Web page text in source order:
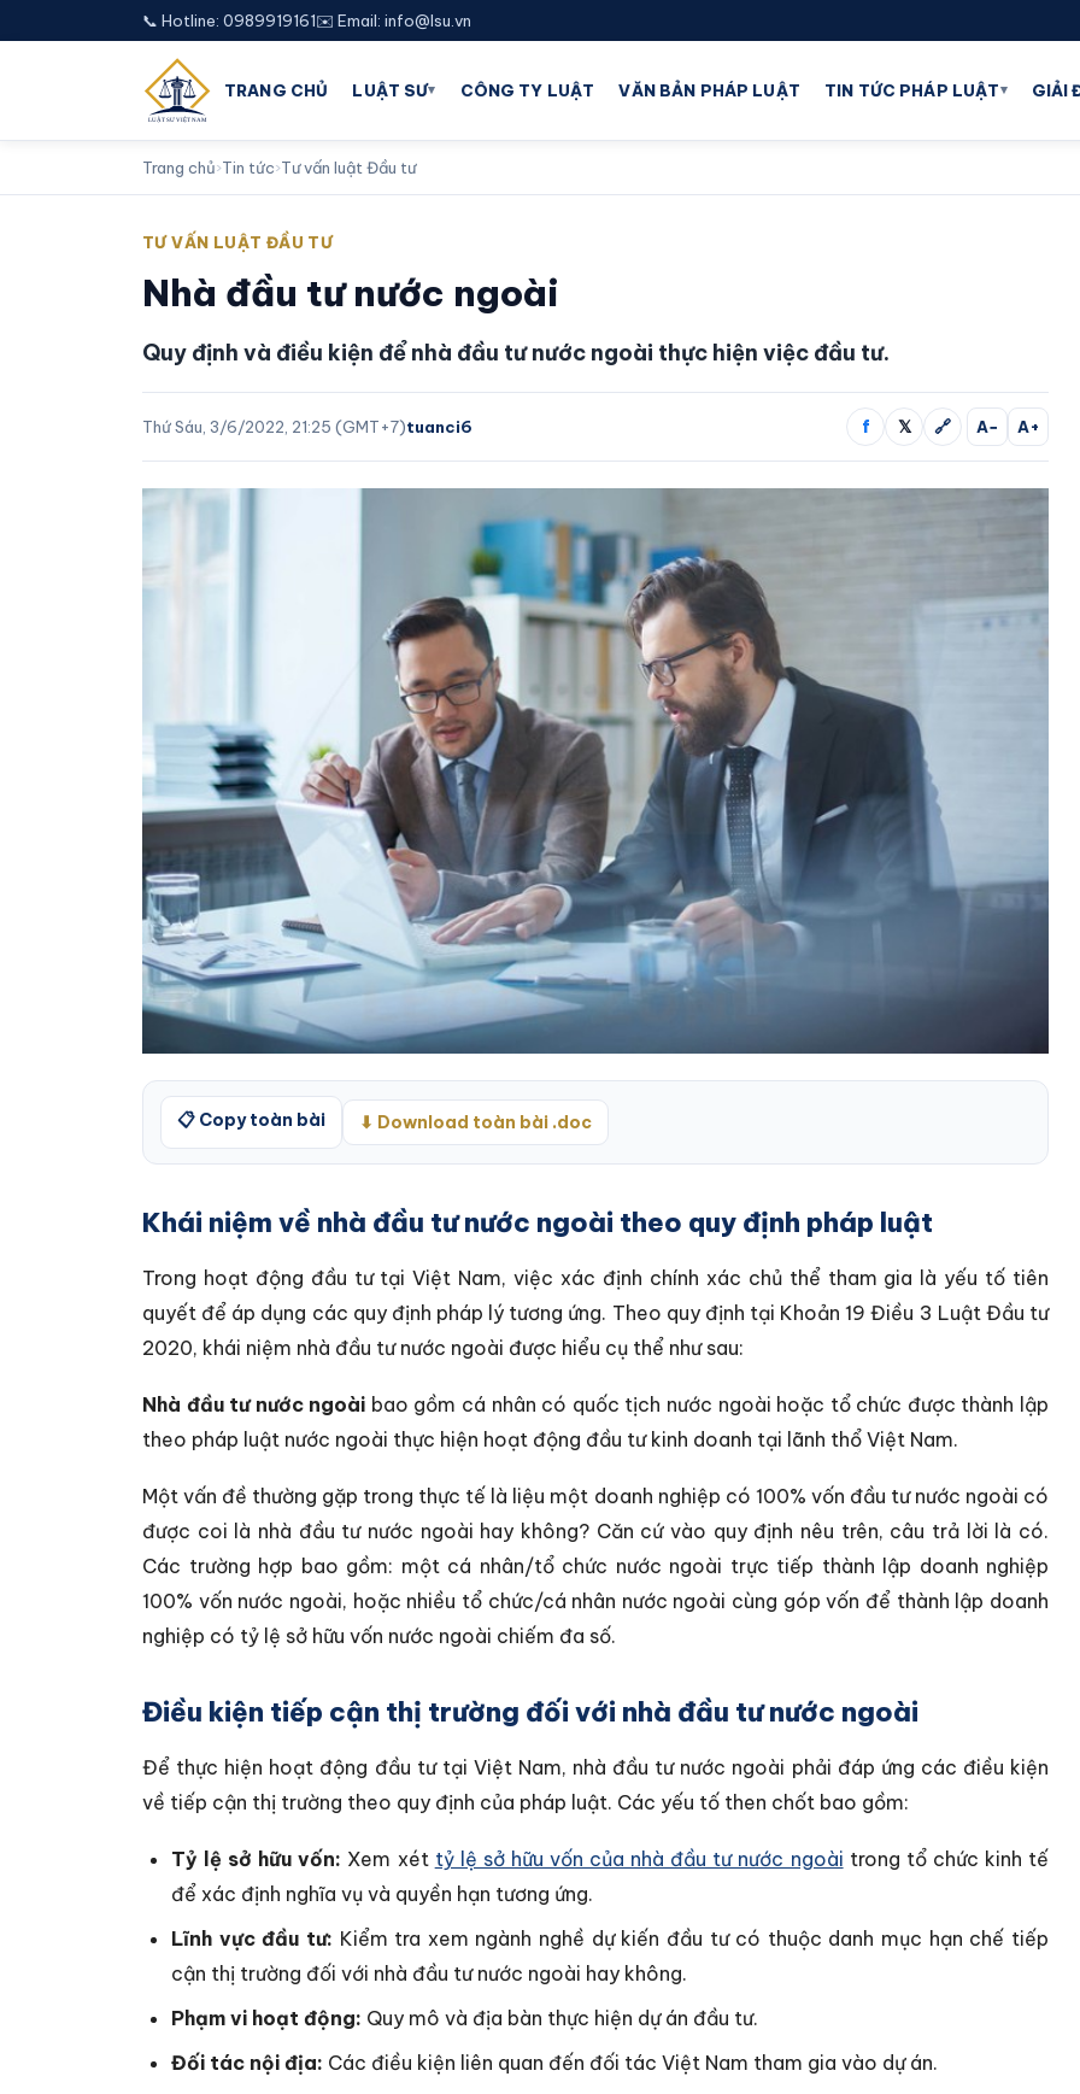
📞 Hotline: 0989919161✉️ Email: info@lsu.vn
TRANG CHỦ LUẬT SƯ▾ CÔNG TY LUẬT VĂN BẢN PHÁP LUẬT TIN TỨC PHÁP LUẬT▾ GIẢI
Trang chủ›Tin tức›Tư vấn luật Đầu tư
TƯ VẤN LUẬT ĐẦU TƯ
Nhà đầu tư nước ngoài
Quy định và điều kiện để nhà đầu tư nước ngoài thực hiện việc đầu tư.
Thứ Sáu, 3/6/2022, 21:25 (GMT+7)tuanci6 f 𝕏 🔗 A− A+
📋 Copy toàn bài ⬇ Download toàn bài .doc
Khái niệm về nhà đầu tư nước ngoài theo quy định pháp luật
Trong hoạt động đầu tư tại Việt Nam, việc xác định chính xác chủ thể tham gia là yếu tố tiên
quyết để áp dụng các quy định pháp lý tương ứng. Theo quy định tại Khoản 19 Điều 3 Luật Đầu tư
2020, khái niệm nhà đầu tư nước ngoài được hiểu cụ thể như sau:
Nhà đầu tư nước ngoài bao gồm cá nhân có quốc tịch nước ngoài hoặc tổ chức được thành lập
theo pháp luật nước ngoài thực hiện hoạt động đầu tư kinh doanh tại lãnh thổ Việt Nam.
Một vấn đề thường gặp trong thực tế là liệu một doanh nghiệp có 100% vốn đầu tư nước ngoài có
được coi là nhà đầu tư nước ngoài hay không? Căn cứ vào quy định nêu trên, câu trả lời là có.
Các trường hợp bao gồm: một cá nhân/tổ chức nước ngoài trực tiếp thành lập doanh nghiệp
100% vốn nước ngoài, hoặc nhiều tổ chức/cá nhân nước ngoài cùng góp vốn để thành lập doanh
nghiệp có tỷ lệ sở hữu vốn nước ngoài chiếm đa số.
Điều kiện tiếp cận thị trường đối với nhà đầu tư nước ngoài
Để thực hiện hoạt động đầu tư tại Việt Nam, nhà đầu tư nước ngoài phải đáp ứng các điều kiện
về tiếp cận thị trường theo quy định của pháp luật. Các yếu tố then chốt bao gồm:
Tỷ lệ sở hữu vốn: Xem xét tỷ lệ sở hữu vốn của nhà đầu tư nước ngoài trong tổ chức kinh tế
để xác định nghĩa vụ và quyền hạn tương ứng.
Lĩnh vực đầu tư: Kiểm tra xem ngành nghề dự kiến đầu tư có thuộc danh mục hạn chế tiếp
cận thị trường đối với nhà đầu tư nước ngoài hay không.
Phạm vi hoạt động: Quy mô và địa bàn thực hiện dự án đầu tư.
Đối tác nội địa: Các điều kiện liên quan đến đối tác Việt Nam tham gia vào dự án.